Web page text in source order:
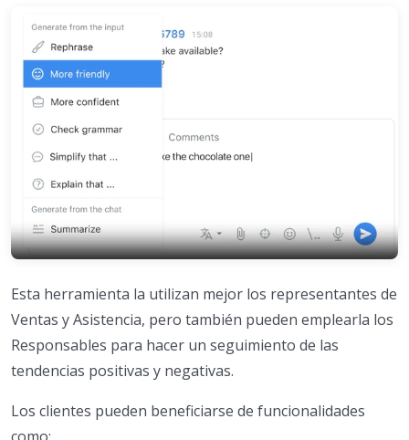
Esta herramienta la utilizan mejor los representantes de
Ventas y Asistencia, pero también pueden emplearla los
Responsables para hacer un seguimiento de las
tendencias positivas y negativas.
Los clientes pueden beneficiarse de funcionalidades
como: